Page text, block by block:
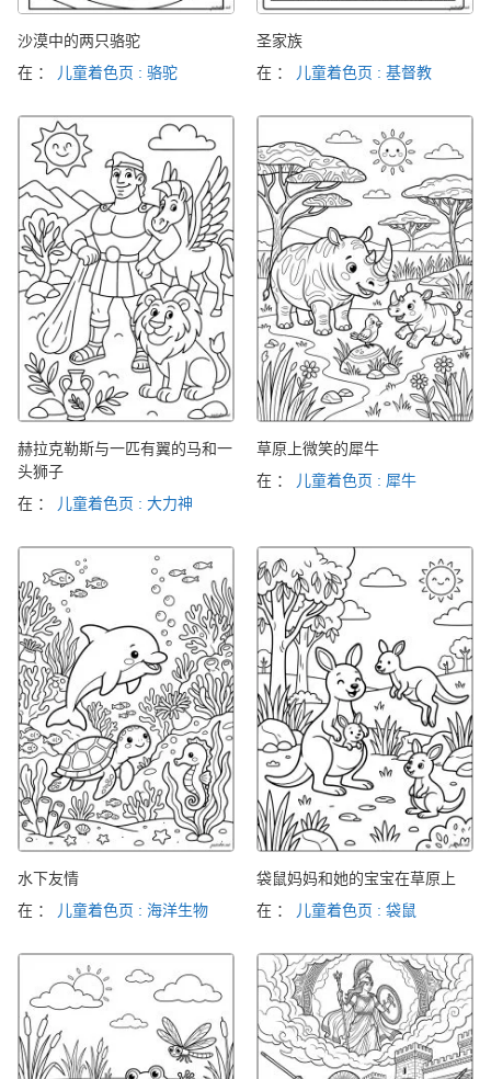
沙漠中的两只骆驼
在 ：
儿童着色页 : 骆驼
圣家族
在 ：
儿童着色页 : 基督教
赫拉克勒斯与一匹有翼的马和一
头狮子
在 ：
儿童着色页 : 大力神
草原上微笑的犀牛
在 ：
儿童着色页 : 犀牛
水下友情
在 ：
儿童着色页 : 海洋生物
袋鼠妈妈和她的宝宝在草原上
在 ：
儿童着色页 : 袋鼠